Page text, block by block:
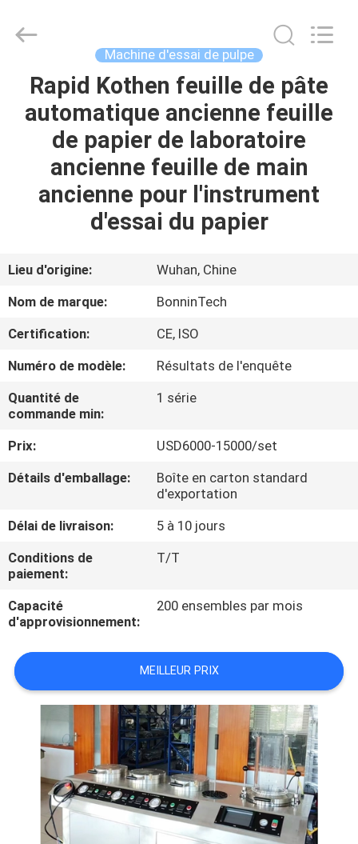
MAISON
PRODUITS
VIDÉOS
SUJET
DE
VISITE
D'USINE
CONTRÔLE
DE
CONTACTEZ-
NOUS
DEMANDEZ
UNE
CITATION
PLAN
SITE
Wuhan
Machine d'essai de pulpe
Rapid Kothen feuille de pâte
automatique ancienne feuille
de papier de laboratoire
ancienne feuille de main
ancienne pour l'instrument
d'essai du papier
Lieu d'origine:
Wuhan, Chine
Nom de marque:
BonninTech
Certification:
CE, ISO
Numéro de modèle:
Résultats de l'enquête
Quantité de
commande min:
1 série
Prix:
USD6000-15000/set
Détails d'emballage:
Boîte en carton standard
d'exportation
Délai de livraison:
5 à 10 jours
Conditions de
paiement:
T/T
Capacité
d'approvisionnement:
200 ensembles par mois
MEILLEUR PRIX